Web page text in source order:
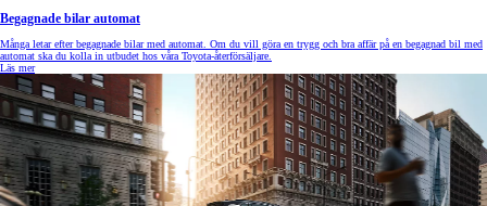
Begagnade bilar automat
Många letar efter begagnade bilar med automat. Om du vill göra en trygg och bra affär på en begagnad bil med
automat ska du kolla in utbudet hos våra Toyota-återförsäljare.
Läs mer